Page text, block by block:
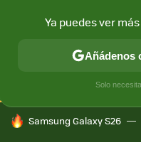
CONECTIVIDAD MÓVIL
HOY SE HABLA DE
Samsung Galaxy S26
Ya puedes ver
Añádenos
Solo